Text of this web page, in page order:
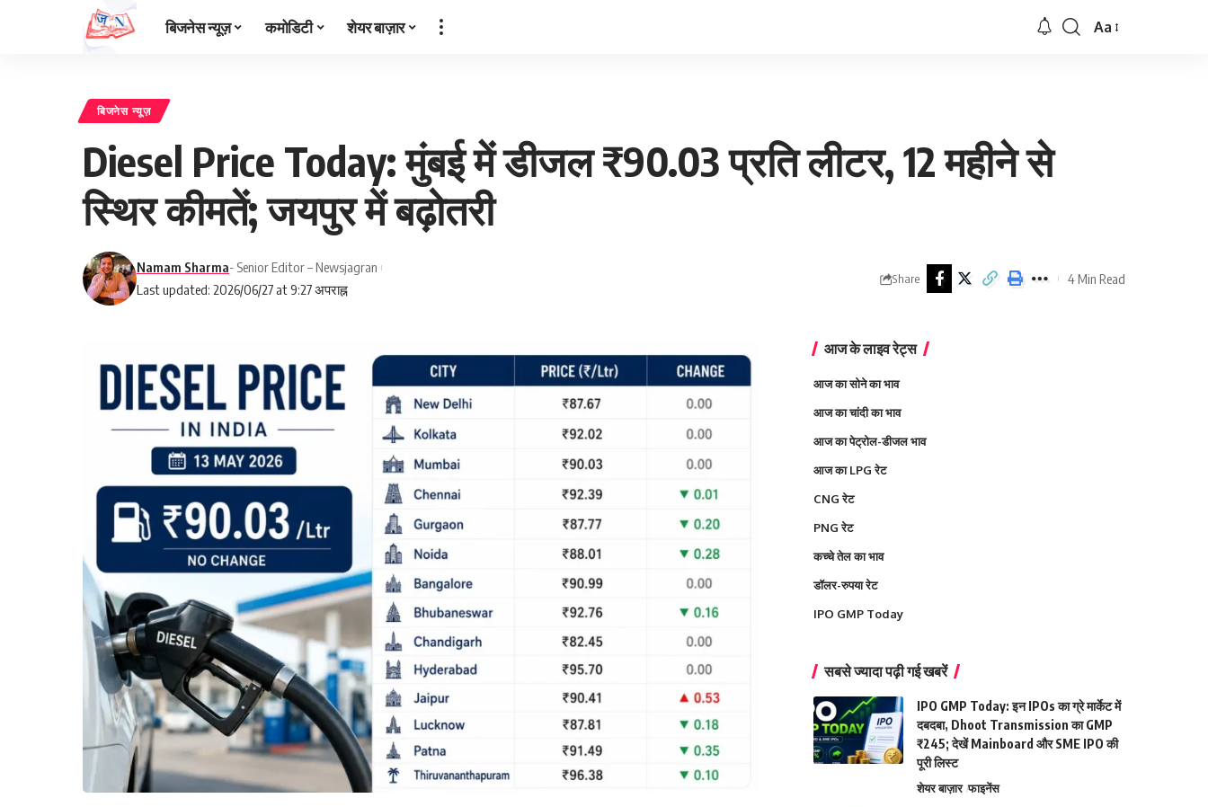
बिजनेस न्यूज़ कमोडिटी शेयर बाज़ार
Font
Aa
बिजनेस न्यूज़
Diesel Price Today: मुंबई में डीजल ₹90.03 प्रति लीटर, 12 महीने से
स्थिर कीमतें; जयपुर में बढ़ोतरी
Last updated: 2026/06/27 at 9:27 अपराह्न
Namam Sharma- Senior Editor – Newsjagran
Share 4 Min Read
आज के लाइव रेट्स
आज का सोने का भाव
आज का चांदी का भाव
आज का पेट्रोल-डीजल भाव
आज का LPG रेट
CNG रेट
PNG रेट
कच्चे तेल का भाव
डॉलर-रुपया रेट
IPO GMP Today
सबसे ज्यादा पढ़ी गई खबरें
IPO GMP Today: इन IPOs का ग्रे मार्केट में
दबदबा, Dhoot Transmission का GMP
₹245; देखें Mainboard और SME IPO की
पूरी लिस्ट
शेयर बाज़ार फाइनेंस